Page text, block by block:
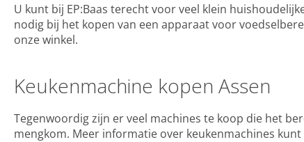
U kunt bij EP:Baas terecht voor veel klein
nodig bij het kopen van een apparaat voor
onze winkel.
Keukenmachine kopen Assen
Tegenwoordig zijn er veel machines te koop die het
mengkom. Meer informatie over keukenmachines